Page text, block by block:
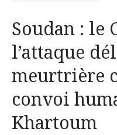
Soudan : le
l’attaque
meurtrière
convoi
Khartoum